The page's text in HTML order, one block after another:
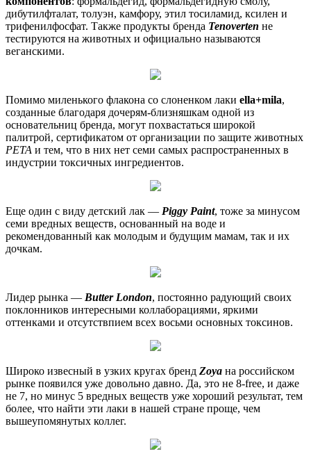
дибутилфталат, толуэн, камфору, этил тосиламид, ксилен и
трифенилфосфат. Также продукты бренда Tenoverten не
тестируются на животных и официально называются
веганскими.
Помимо миленького флакона со слоненком лаки ella+mila,
созданные благодаря дочерям-близняшкам одной из
основательниц бренда, могут похвастаться широкой
палитрой, сертификатом от организации по защите животных
PETA и тем, что в них нет семи самых распространенных в
индустрии токсичных ингредиентов.
Еще один с виду детский лак — Piggy Paint, тоже за минусом
семи вредных веществ, основанный на воде и
рекомендованный как молодым и будущим мамам, так и их
дочкам.
Лидер рынка — Butter London, постоянно радующий своих
поклонников интересными коллаборациями, яркими
оттенками и отсутствпием всех восьми основных токсинов.
Широко извесный в узких кругах бренд Zoya на российском
рынке появился уже довольно давно. Да, это не 8-free, и даже
не 7, но минус 5 вредных веществ уже хороший результат, тем
более, что найти эти лаки в нашей стране проще, чем
вышеупомянутых коллег.